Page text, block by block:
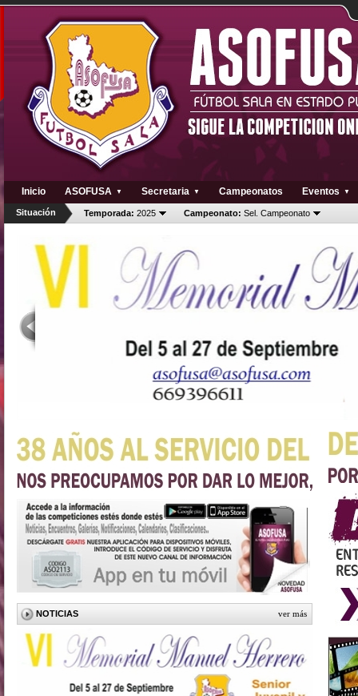
Inicio ASOFUSA ▼ Secretaria ▼ Campeonatos Eventos ▼
Situación Temporada: 2025 Campeonato: Sel. Campeonato
NOTICIAS ver más